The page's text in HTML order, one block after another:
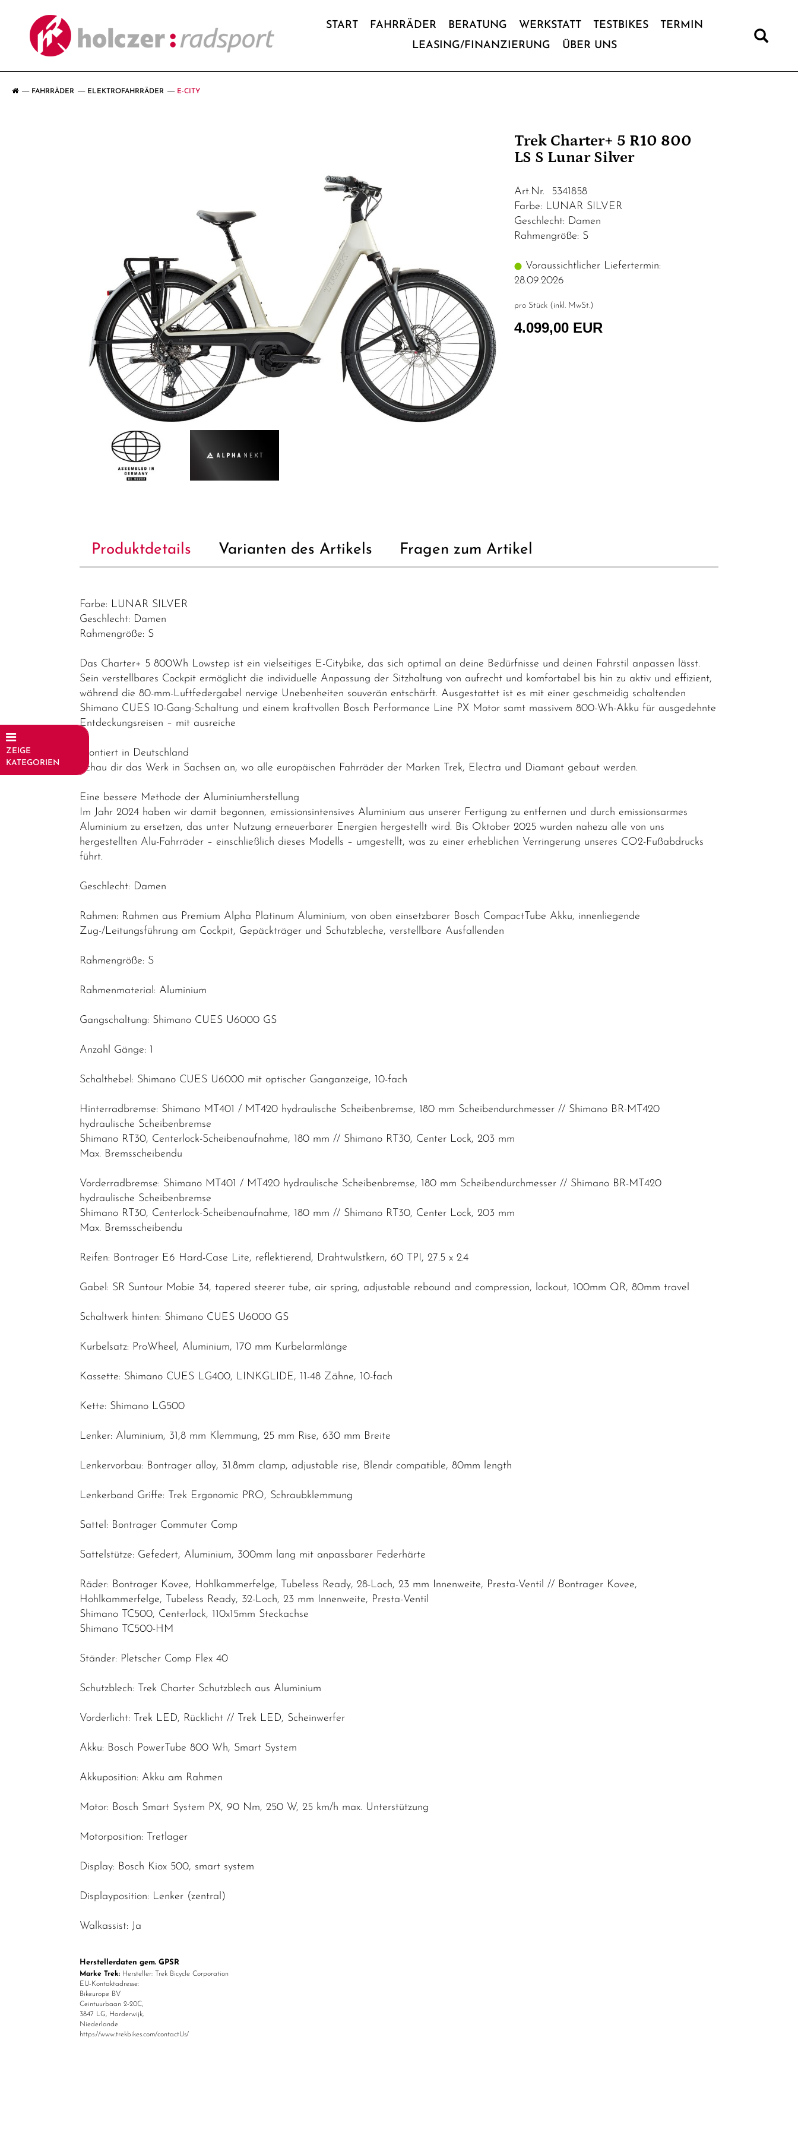
START FAHRRÄDER BERATUNG WERKSTATT TESTBIKES
TERMIN
LEASING/FINANZIERUNG
ÜBER UNS
FAHRRÄDER ELEKTROFAHRRÄDER E-CITY
ZEIGE
KATEGORIEN
Elektrofahrräder
Jugendfahrräder
Mountainbikes
Trek Charter+ 5 R10 800
LS S Lunar Silver
Art.Nr. 5341858
Farbe: LUNAR SILVER
Geschlecht: Damen
Rahmengröße: S
Voraussichtlicher Liefertermin:
28.09.2026
pro Stück (inkl. MwSt.)
4.099,00 EUR
Produktdetails Varianten des Artikels Fragen zum Artikel
Farbe: LUNAR SILVER
Geschlecht: Damen
Rahmengröße: S
Das Charter+ 5 800Wh Lowstep ist ein vielseitiges E-Citybike, das sich optimal an deine Bedürfnisse und deinen Fahrstil anpassen lässt.
Sein verstellbares Cockpit ermöglicht die individuelle Anpassung der Sitzhaltung von aufrecht und komfortabel bis hin zu aktiv und effizient,
während die 80-mm-Luftfedergabel nervige Unebenheiten souverän entschärft. Ausgestattet ist es mit einer geschmeidig schaltenden
Shimano CUES 10-Gang-Schaltung und einem kraftvollen Bosch Performance Line PX Motor samt massivem 800-Wh-Akku für ausgedehnte
Entdeckungsreisen – mit ausreiche
Montiert in Deutschland
Schau dir das Werk in Sachsen an, wo alle europäischen Fahrräder der Marken Trek, Electra und Diamant gebaut werden.
Eine bessere Methode der Aluminiumherstellung
Im Jahr 2024 haben wir damit begonnen, emissionsintensives Aluminium aus unserer Fertigung zu entfernen und durch emissionsarmes
Aluminium zu ersetzen, das unter Nutzung erneuerbarer Energien hergestellt wird. Bis Oktober 2025 wurden nahezu alle von uns
hergestellten Alu-Fahrräder – einschließlich dieses Modells – umgestellt, was zu einer erheblichen Verringerung unseres CO2-Fußabdrucks
führt.
Geschlecht: Damen
Rahmen: Rahmen aus Premium Alpha Platinum Aluminium, von oben einsetzbarer Bosch CompactTube Akku, innenliegende
Zug-/Leitungsführung am Cockpit, Gepäckträger und Schutzbleche, verstellbare Ausfallenden
Rahmengröße: S
Rahmenmaterial: Aluminium
Gangschaltung: Shimano CUES U6000 GS
Anzahl Gänge: 1
Schalthebel: Shimano CUES U6000 mit optischer Ganganzeige, 10-fach
Hinterradbremse: Shimano MT401 / MT420 hydraulische Scheibenbremse, 180 mm Scheibendurchmesser // Shimano BR-MT420
hydraulische Scheibenbremse
Shimano RT30, Centerlock-Scheibenaufnahme, 180 mm // Shimano RT30, Center Lock, 203 mm
Max. Bremsscheibendu
Vorderradbremse: Shimano MT401 / MT420 hydraulische Scheibenbremse, 180 mm Scheibendurchmesser // Shimano BR-MT420
hydraulische Scheibenbremse
Shimano RT30, Centerlock-Scheibenaufnahme, 180 mm // Shimano RT30, Center Lock, 203 mm
Max. Bremsscheibendu
Reifen: Bontrager E6 Hard-Case Lite, reflektierend, Drahtwulstkern, 60 TPI, 27.5 x 2.4
Gabel: SR Suntour Mobie 34, tapered steerer tube, air spring, adjustable rebound and compression, lockout, 100mm QR, 80mm travel
Schaltwerk hinten: Shimano CUES U6000 GS
Kurbelsatz: ProWheel, Aluminium, 170 mm Kurbelarmlänge
Kassette: Shimano CUES LG400, LINKGLIDE, 11-48 Zähne, 10-fach
Kette: Shimano LG500
Lenker: Aluminium, 31,8 mm Klemmung, 25 mm Rise, 630 mm Breite
Lenkervorbau: Bontrager alloy, 31.8mm clamp, adjustable rise, Blendr compatible, 80mm length
Lenkerband Griffe: Trek Ergonomic PRO, Schraubklemmung
Sattel: Bontrager Commuter Comp
Sattelstütze: Gefedert, Aluminium, 300mm lang mit anpassbarer Federhärte
Räder: Bontrager Kovee, Hohlkammerfelge, Tubeless Ready, 28-Loch, 23 mm Innenweite, Presta-Ventil // Bontrager Kovee,
Hohlkammerfelge, Tubeless Ready, 32-Loch, 23 mm Innenweite, Presta-Ventil
Shimano TC500, Centerlock, 110x15mm Steckachse
Shimano TC500-HM
Ständer: Pletscher Comp Flex 40
Schutzblech: Trek Charter Schutzblech aus Aluminium
Vorderlicht: Trek LED, Rücklicht // Trek LED, Scheinwerfer
Akku: Bosch PowerTube 800 Wh, Smart System
Akkuposition: Akku am Rahmen
Motor: Bosch Smart System PX, 90 Nm, 250 W, 25 km/h max. Unterstützung
Motorposition: Tretlager
Display: Bosch Kiox 500, smart system
Displayposition: Lenker (zentral)
Walkassist: Ja
Herstellerdaten gem. GPSR
Marke Trek: Hersteller: Trek Bicycle Corporation
EU-Kontaktadresse:
Bikeurope BV
Ceintuurbaan 2-20C,
3847 LG, Harderwijk,
Niederlande
https://www.trekbikes.com/contactUs/